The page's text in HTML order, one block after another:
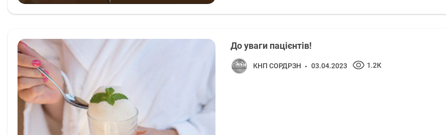
До уваги пацієнтів!
КНП СОРДРЗН 03.04.2023 1.2К